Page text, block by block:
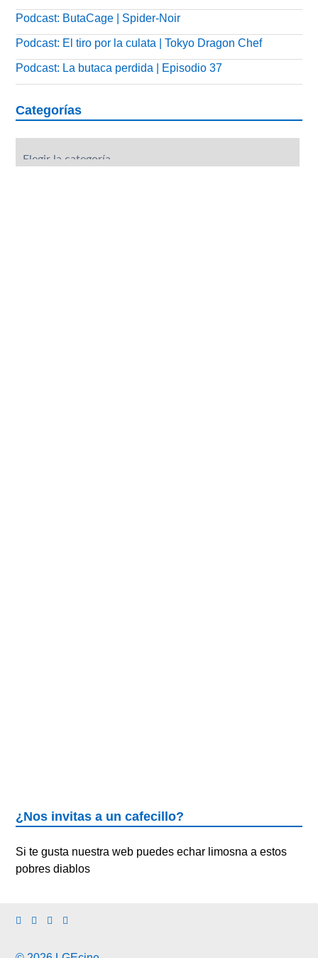
Podcast: ButaCage | Spider-Noir
Podcast: El tiro por la culata | Tokyo Dragon Chef
Podcast: La butaca perdida | Episodio 37
Categorías
¿Nos invitas a un cafecillo?
Si te gusta nuestra web puedes echar limosna a estos
pobres diablos